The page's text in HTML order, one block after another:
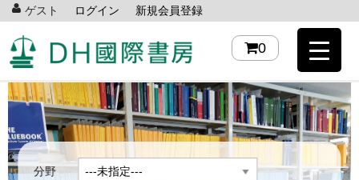
ゲスト ログイン 新規会員登録
0
分野